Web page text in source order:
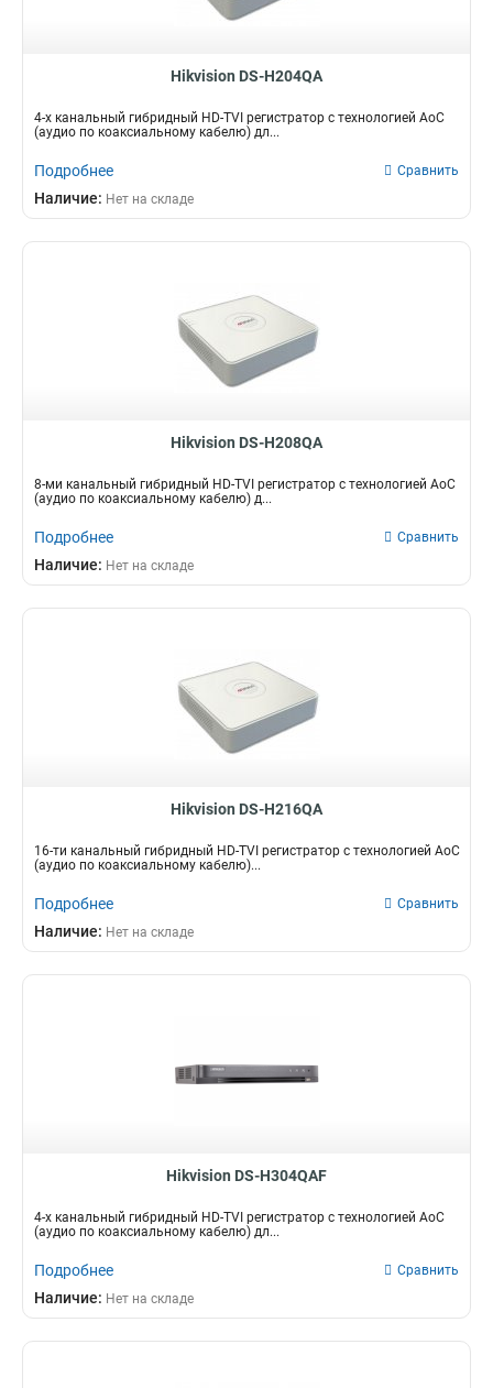
Hikvision DS-H204QA
4-х канальный гибридный HD-TVI регистратор c технологией AoC
(аудио по коаксиальному кабелю) дл...
Подробнее Сравнить
Наличие: Нет на складе
Hikvision DS-H208QA
8-ми канальный гибридный HD-TVI регистратор c технологией AoC
(аудио по коаксиальному кабелю) д...
Подробнее Сравнить
Наличие: Нет на складе
Hikvision DS-H216QA
16-ти канальный гибридный HD-TVI регистратор c технологией AoC
(аудио по коаксиальному кабелю)...
Подробнее Сравнить
Наличие: Нет на складе
Hikvision DS-H304QAF
4-х канальный гибридный HD-TVI регистратор c технологией AoC
(аудио по коаксиальному кабелю) дл...
Подробнее Сравнить
Наличие: Нет на складе